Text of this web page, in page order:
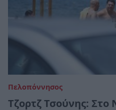
Πελοπόννησος
Τζορτζ Τσούνης: